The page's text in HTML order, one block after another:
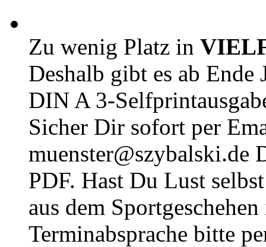
Zu wenig Platz in
Deshalb gibt es ab Ende
DIN A 3-
Sicher Dir sofort per
muenster@szybalski.de
PDF. Hast Du Lust
aus dem
Terminabsprache bitte